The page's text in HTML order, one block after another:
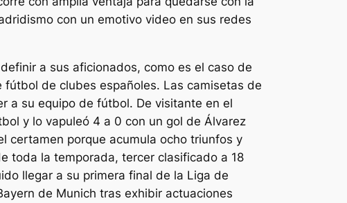
con un emotivo video en sus redes
a sus aficionados, como es el caso de
de clubes españoles. Las camisetas de
a su equipo de fútbol. De visitante en el
y lo vapuleó 4 a 0 con un gol de Álvarez
certamen porque acumula ocho triunfos y
toda la temporada, tercer clasificado a 18
llegar a su primera final de la Liga de
de Munich tras exhibir actuaciones